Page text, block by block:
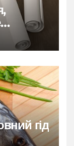
гід